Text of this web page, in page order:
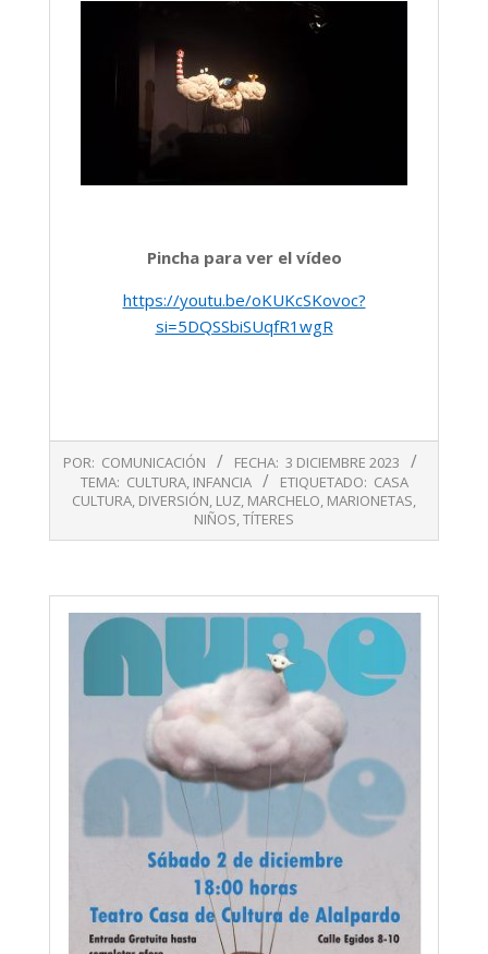
Pincha para ver el vídeo
https://youtu.be/oKUKcSKovoc?
si=5DQSSbiSUqfR1wgR
12-
POR: COMUNICACIÓN FECHA: 3 DICIEMBRE 2023
TEMA: CULTURA, INFANCIA ETIQUETADO: CASA
CULTURA, DIVERSIÓN, LUZ, MARCHELO, MARIONETAS,
NIÑOS,TÍTERES